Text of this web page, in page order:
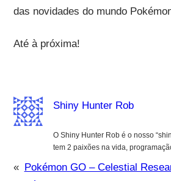
das novidades do mundo
Até à próxima!
Shiny Hunter Rob
O Shiny Hunter Rob é o nosso
tem 2 paixões na vida,
«
Pokémon GO – Celestial